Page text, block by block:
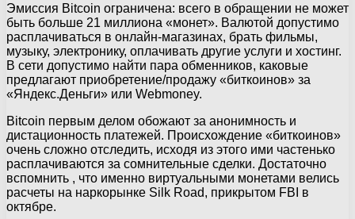
Эмиссия Bitcoin ограничена: всего в обращении не может
быть больше 21 миллиона «монет». Валютой допустимо
расплачиваться в онлайн-магазинах, брать фильмы,
музыку, электронику, оплачивать другие услуги и хостинг.
В сети допустимо найти пара обменников, каковые
предлагают приобретение/продажу «биткоинов» за
«Яндекс.Деньги» или Webmoney.
Bitcoin первым делом обожают за анонимность и
дистационность платежей. Происхождение «биткоинов»
очень сложно отследить, исходя из этого ими частенько
расплачиваются за сомнительные сделки. Достаточно
вспомнить , что именно виртуальными монетами велись
расчеты на наркорынке Silk Road, прикрытом FBI в
октябре.